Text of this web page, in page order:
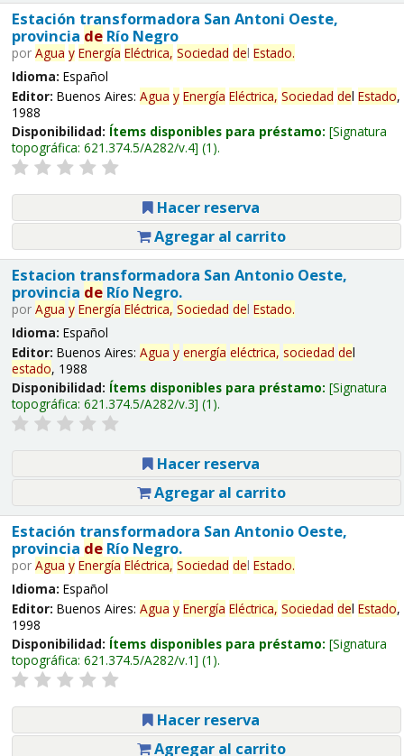
Estación transformadora San Antoni Oeste,
provincia deRío Negro
por Agua y Energía Eléctrica, Sociedad del Estado.
Idioma: Español
Editor: Buenos Aires: Agua y Energía Eléctrica, Sociedad del Estado,
1988
Disponibilidad: Ítems disponibles para préstamo: Signatura
topográfica: 621.374.5/A282/v.4 (1).
Hacer reserva
Agregar al carrito
Estacion transformadora San Antonio Oeste,
provincia deRío Negro.
por Agua y Energía Eléctrica, Sociedad del Estado.
Idioma: Español
Editor: Buenos Aires: Agua y energía eléctrica, sociedad del
estado, 1988
Disponibilidad: Ítems disponibles para préstamo: Signatura
topográfica: 621.374.5/A282/v.3 (1).
Hacer reserva
Agregar al carrito
Estación transformadora San Antonio Oeste,
provincia deRío Negro.
por Agua y Energía Eléctrica, Sociedad del Estado.
Idioma: Español
Editor: Buenos Aires: Agua y Energía Eléctrica, Sociedad del Estado,
1998
Disponibilidad: Ítems disponibles para préstamo: Signatura
topográfica: 621.374.5/A282/v.1 (1).
Hacer reserva
Agregar al carrito